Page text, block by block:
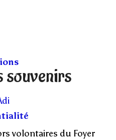
souvenirs
volontaires du Foyer